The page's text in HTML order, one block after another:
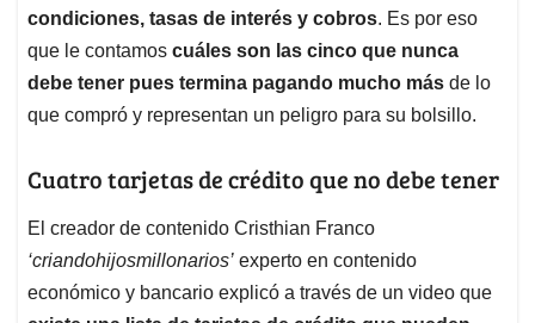
condiciones, tasas de interés y cobros. Es por eso
que le contamos cuáles son las cinco que nunca
debe tener pues termina pagando mucho más de lo
que compró y representan un peligro para su bolsillo.
Cuatro tarjetas de crédito que no debe tener
El creador de contenido Cristhian Franco
‘criandohijosmillonarios’ experto en contenido
económico y bancario explicó a través de un video que